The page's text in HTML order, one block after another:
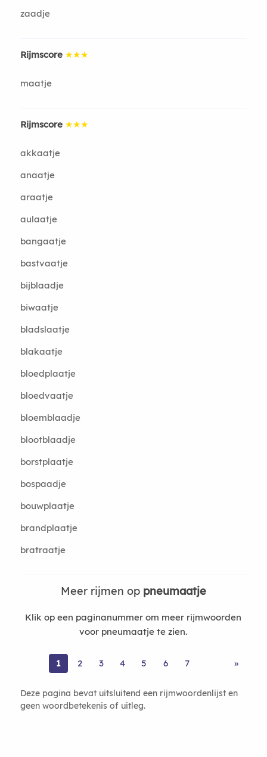
zaadje
Rijmscore ★★★
maatje
Rijmscore ★★★
akkaatje
anaatje
araatje
aulaatje
bangaatje
bastvaatje
bijblaadje
biwaatje
bladslaatje
blakaatje
bloedplaatje
bloedvaatje
bloemblaadje
blootblaadje
borstplaatje
bospaadje
bouwplaatje
brandplaatje
bratraatje
Meer rijmen op pneumaatje
Klik op een paginanummer om meer rijmwoorden
voor pneumaatje te zien.
1 2 3 4 5 6 7 »
Deze pagina bevat uitsluitend een rijmwoordenlijst en
geen woordbetekenis of uitleg.